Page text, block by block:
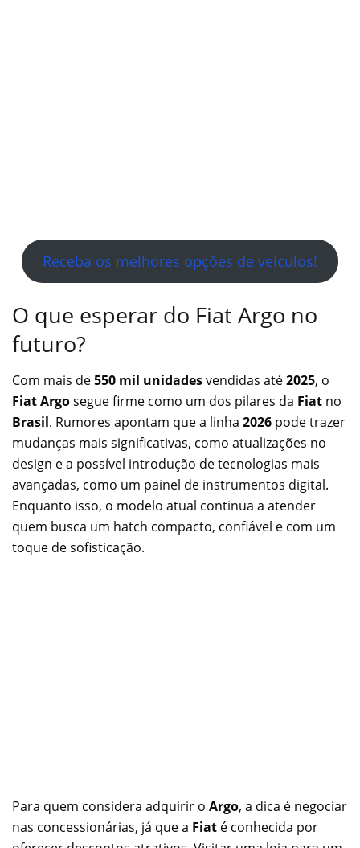
Receba os melhores opções de veículos!
O que esperar do Fiat Argo no
futuro?
Com mais de550 mil unidadesvendidas até2025, o
Fiat Argosegue firme como um dos pilares da Fiat no
Brasil. Rumores apontam que a linha 2026 pode trazer
mudanças mais significativas, como atualizações no
design e a possível introdução de tecnologias mais
avançadas, como um painel de instrumentos digital.
Enquanto isso, o modelo atual continua a atender
quem busca um hatch compacto, confiável e com um
toque de sofisticação.
Para quem considera adquirir o Argo, a dica é negociar
nas concessionárias, já que a Fiat é conhecida por